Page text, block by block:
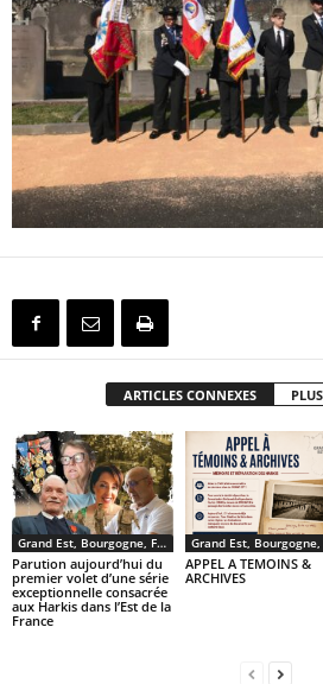
ARTICLES CONNEXES
Grand Est, Bourgogne, Franche Comté
Parution aujourd’hui du
premier volet d’une série
exceptionnelle consacrée
aux Harkis dans l’Est de la
France
APPEL A TEMOINS &
ARCHIVES